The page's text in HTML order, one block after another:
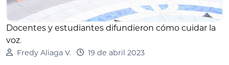
Docentes y estudiantes difundieron cómo cuidar la
voz.
Fredy Aliaga V. 19 de abril 2023